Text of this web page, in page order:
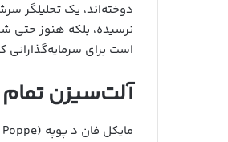
دوخته‌اند، یک تحلیلگر
نرسیده، بلکه هنوز حتی
است برای
آلت‌سیزن